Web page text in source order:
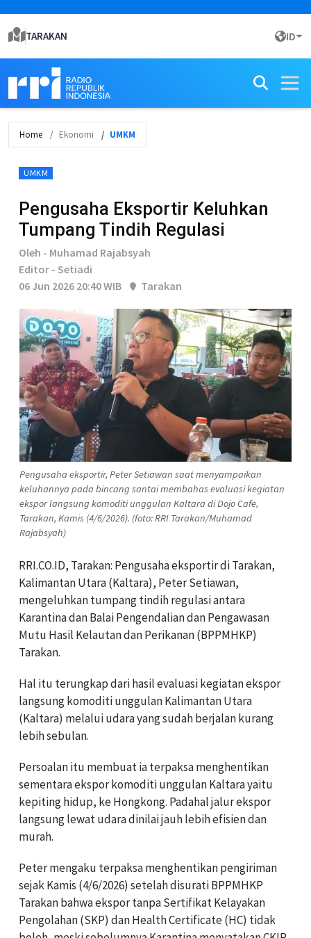
TARAKAN ID
Home Ekonomi UMKM
UMKM
Pengusaha Eksportir Keluhkan
Tumpang Tindih Regulasi
Oleh - Muhamad Rajabsyah
Editor - Setiadi
06 Jun 2026 20:40 WIB
Tarakan
Pengusaha eksportir, Peter Setiawan saat menyampaikan
keluhannya pada bincang santai membahas evaluasi kegiatan
ekspor langsung komoditi unggulan Kaltara di Dojo Cafe,
Tarakan, Kamis (4/6/2026). (foto: RRI Tarakan/Muhamad
Rajabsyah)
RRI.CO.ID, Tarakan: Pengusaha eksportir di Tarakan,
Kalimantan Utara (Kaltara), Peter Setiawan,
mengeluhkan tumpang tindih regulasi antara
Karantina dan Balai Pengendalian dan Pengawasan
Mutu Hasil Kelautan dan Perikanan (BPPMHKP)
Tarakan.
Hal itu terungkap dari hasil evaluasi kegiatan ekspor
langsung komoditi unggulan Kalimantan Utara
(Kaltara) melalui udara yang sudah berjalan kurang
lebih sebulan.
Persoalan itu membuat ia terpaksa menghentikan
sementara ekspor komoditi unggulan Kaltara yaitu
kepiting hidup, ke Hongkong. Padahal jalur ekspor
langsung lewat udara dinilai jauh lebih efisien dan
murah.
Peter mengaku terpaksa menghentikan pengiriman
sejak Kamis (4/6/2026) setelah disurati BPPMHKP
Tarakan bahwa ekspor tanpa Sertifikat Kelayakan
Pengolahan (SKP) dan Health Certificate (HC) tidak